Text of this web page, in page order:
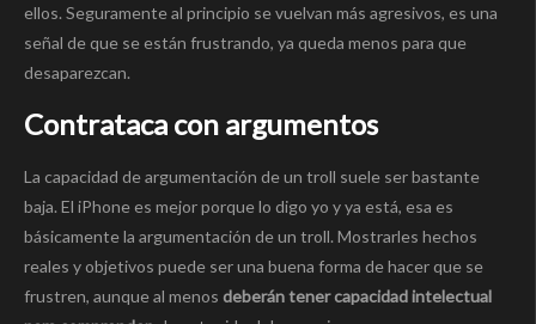
ellos. Seguramente al principio se vuelvan más agresivos, es una
señal de que se están frustrando, ya queda menos para que
desaparezcan.
Contrataca con argumentos
La capacidad de argumentación de un troll suele ser bastante
baja. El iPhone es mejor porque lo digo yo y ya está, esa es
básicamente la argumentación de un troll. Mostrarles hechos
reales y objetivos puede ser una buena forma de hacer que se
frustren, aunque al menos deberán tener capacidad intelectual